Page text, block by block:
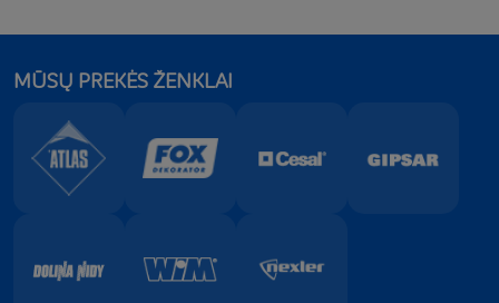
MŪSŲ PREKĖS ŽENKLAI